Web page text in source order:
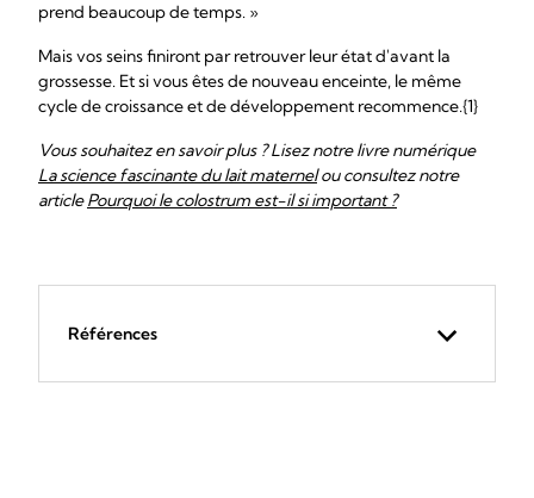
prend beaucoup de temps. »
Mais vos seins finiront par retrouver leur état d'avant la
grossesse. Et si vous êtes de nouveau enceinte, le même
cycle de croissance et de développement recommence.{1}
Vous souhaitez en savoir plus ? Lisez notre livre numérique
La science fascinante du lait maternelou consultez notre
articlePourquoi le colostrum est-il si important ?
Références